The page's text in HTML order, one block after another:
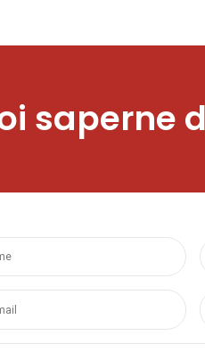
saperne